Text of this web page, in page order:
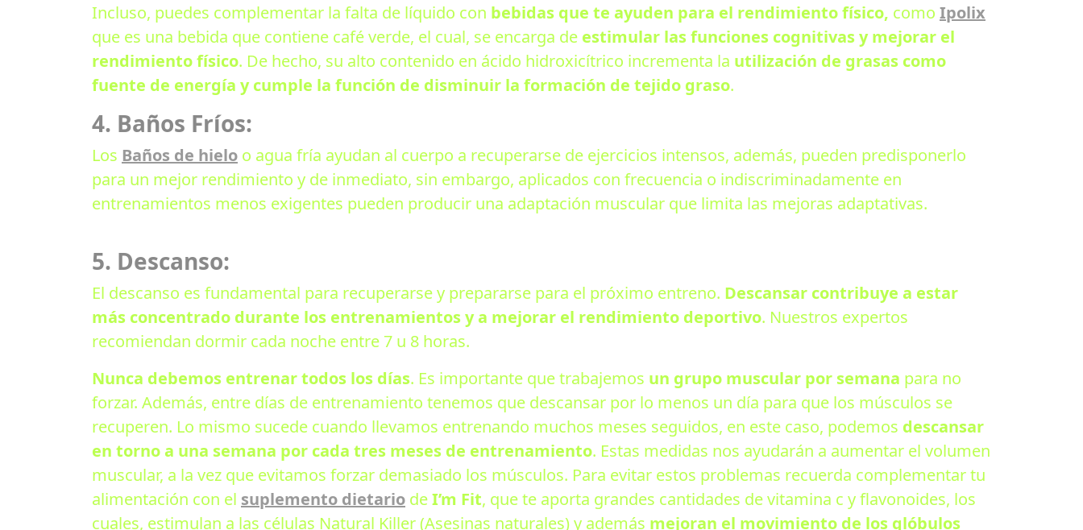
Incluso, puedes complementar la falta de líquido con bebidas que te ayuden para el rendimiento físico, como Ipolix
que es una bebida que contiene café verde, el cual, se encarga de estimular las funciones cognitivas y mejorar el
rendimiento físico. De hecho, su alto contenido en ácido hidroxicítrico incrementa la utilización de grasas como
fuente de energía y cumple la función de disminuir la formación de tejido graso.
4. Baños Fríos:
Los Baños de hielo o agua fría ayudan al cuerpo a recuperarse de ejercicios intensos, además, pueden predisponerlo
para un mejor rendimiento y de inmediato, sin embargo, aplicados con frecuencia o indiscriminadamente en
entrenamientos menos exigentes pueden producir una adaptación muscular que limita las mejoras adaptativas.
5. Descanso:
El descanso es fundamental para recuperarse y prepararse para el próximo entreno. Descansar contribuye a estar
más concentrado durante los entrenamientos y a mejorar el rendimiento deportivo. Nuestros expertos
recomiendan dormir cada noche entre 7 u 8 horas.
Nunca debemos entrenar todos los días. Es importante que trabajemos un grupo muscular por semana para no
forzar. Además, entre días de entrenamiento tenemos que descansar por lo menos un día para que los músculos se
recuperen. Lo mismo sucede cuando llevamos entrenando muchos meses seguidos, en este caso, podemos descansar
en torno a una semana por cada tres meses de entrenamiento. Estas medidas nos ayudarán a aumentar el volumen
muscular, a la vez que evitamos forzar demasiado los músculos. Para evitar estos problemas recuerda complementar tu
alimentación con el suplemento dietario deI’m Fit, que te aporta grandes cantidades de vitamina c y flavonoides, los
cuales, estimulan a las células Natural Killer (Asesinas naturales) y además mejoran el movimiento de los glóbulos